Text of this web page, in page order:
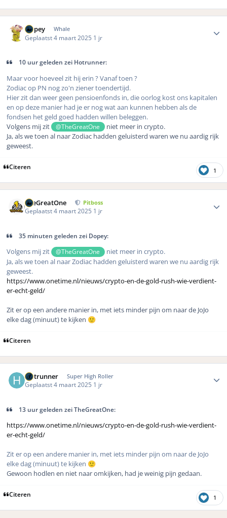
Dopey Whale
Geplaatst4 maart 2025 1 jr
10 uur geleden zei Hotrunner:
Maar voor hoeveel zit hij erin ? Vanaf toen ?
Zodiac op PN nog zo'n ziener toendertijd.
Hier zit dan weer geen pensioenfonds in, die oorlog kost ons kapitalen
en op deze manier had je er nog wat aan kunnen hebben als de
fondsen het geld goed hadden willen beleggen.
Volgens mij zit
@TheGreatOne
niet meer in crypto.
Ja, als we toen al naar Zodiac hadden geluisterd waren we nu aardig rijk
geweest.
Citeren 1
TheGreatOne Pitboss
Geplaatst4 maart 2025 1 jr
35 minuten geleden zei Dopey:
Volgens mij zit @TheGreatOne
niet meer in crypto.
Ja, als we toen al naar Zodiac hadden geluisterd waren we nu aardig rijk
geweest.
https://www.onetime.nl/nieuws/crypto-en-de-gold-rush-wie-verdient-
er-echt-geld/
Zit er op een andere manier in, met iets minder pijn om naar de JoJo
elke dag (minuut) te kijken 🙂
Citeren
Hotrunner Super High Roller
Geplaatst4 maart 2025 1 jr
13 uur geleden zei TheGreatOne:
https://www.onetime.nl/nieuws/crypto-en-de-gold-rush-wie-verdient-
er-echt-geld/
Zit er op een andere manier in, met iets minder pijn om naar de JoJo
elke dag (minuut) te kijken 🙂
Gewoon hodlen en niet naar omkijken, had je weinig pijn gedaan.
Citeren 1